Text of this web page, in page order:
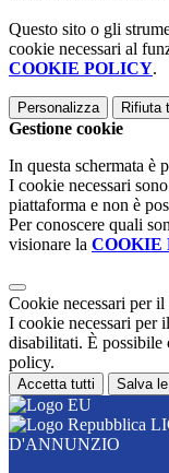
Questo sito o gli
cookie necessari al
COOKIE POLICY.
Personalizza Rifiuta
Gestione cookie
In questa schermata è
I cookie necessari
piattaforma e non è
Per conoscere quali
visionare la COOKIE
Cookie necessari per
I cookie necessari per
disabilitati. È possibile
policy.
Accetta tutti Salva
D'ANNUNZIO